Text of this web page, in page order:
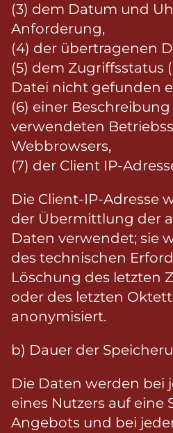
(3) dem Datum und
Anforderung,
(4) der übertragenen
(5) dem Zugriffsstatus
Datei nicht gefunden
(6) einer Beschreibung
verwendeten
Webbrowsers,
(7) der Client IP-
Die Client-IP-Adresse
der Übermittlung der
Daten verwendet; sie
des technischen
Löschung des letzten
oder des letzten
anonymisiert.
b) Dauer der
Die Daten werden bei
eines Nutzers auf eine
Angebots und bei